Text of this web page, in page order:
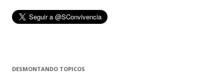
DESMONTANDO TOPICOS